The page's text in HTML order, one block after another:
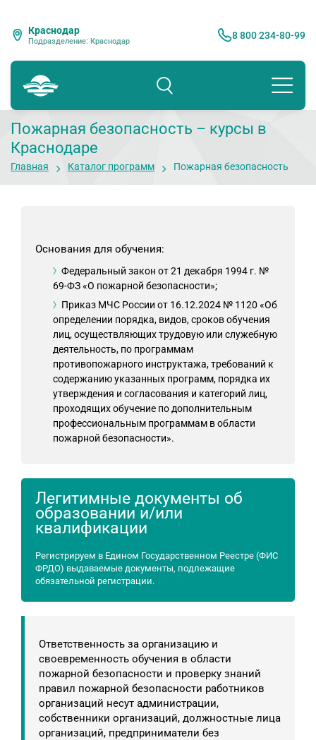
Краснодар
Подразделение: Краснодар
8 800 234-80-99
Пожарная безопасность – курсы в
Краснодаре
Главная Каталог программ Пожарная безопасность
Основания для обучения:
Федеральный закон от 21 декабря 1994 г. №
69-ФЗ «О пожарной безопасности»;
Приказ МЧС России от 16.12.2024 № 1120 «Об
определении порядка, видов, сроков обучения
лиц, осуществляющих трудовую или служебную
деятельность, по программам
противопожарного инструктажа, требований к
содержанию указанных программ, порядка их
утверждения и согласования и категорий лиц,
проходящих обучение по дополнительным
профессиональным программам в области
пожарной безопасности».
Легитимные документы об
образовании и/или
квалификации
Регистрируем в Едином Государственном Реестре (ФИС
ФРДО) выдаваемые документы, подлежащие
обязательной регистрации.
Ответственность за организацию и
своевременность обучения в области
пожарной безопасности и проверку знаний
правил пожарной безопасности работников
организаций несут администрации,
собственники организаций, должностные лица
организаций, предприниматели без